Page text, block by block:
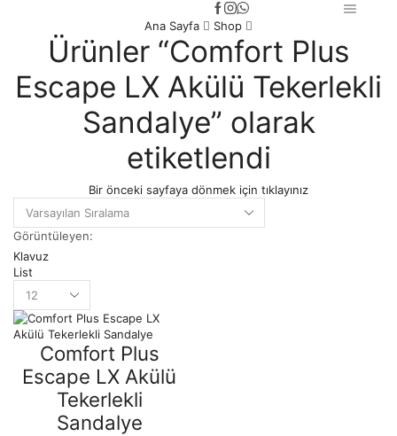
Ana Sayfa Shop
Ürünler “Comfort Plus
Escape LX Akülü Tekerlekli
Sandalye” olarak
etiketlendi
Bir önceki sayfaya dönmek için tıklayınız
Görüntüleyen:
Klavuz
List
per
page
Comfort Plus
Escape LX Akülü
Tekerlekli
Sandalye